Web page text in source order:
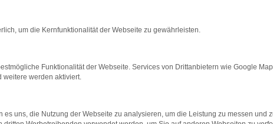
das Laden bestimmter Seiten verhindern. Funktioniert die
zu beheben.
auf dem neuesten Stand sind.
um die Kernfunktionalität der Webseite zu gewährleisten.
Funktionalität der Webseite. Services von Drittanbietern wie Google
weitere werden aktiviert.
es uns, die Nutzung der Webseite zu analysieren, um die Leistung zu messen und